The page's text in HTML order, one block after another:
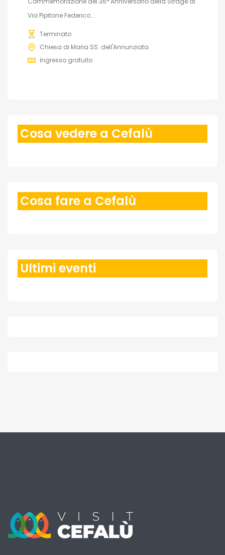
Via Pipitone Federico...
Terminato
Chiesa di Maria SS. dell'Annunziata
Ingresso gratuito
Cosa vedere a Cefalù
Cosa fare a Cefalù
Ultimi eventi